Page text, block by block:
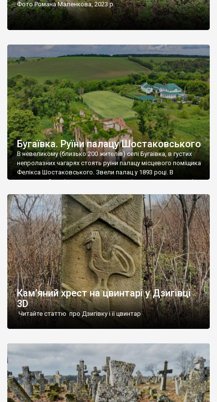
Фото Романа Маленкова, 2023 р.
Бугаївка. Руїни палацу Шостаковського
В невеликому (близько 200 жителів) селі Бугаївка, в густих
непролазних чагарях стоять руїни палацу місцевого поміщика
Фелікса Шостаковського. Звели палац у 1893 році. В
радянський період у ньому спочатку містилася школа, потім
століття тут розмістили туберкульозну лікарню. Коли із
палацу виїхала лікарня – ми точно не […]
Кам’яний хрест на цвинтарі у Дзигівці
3D
Читайте статтю про Дзигівку і її цвинтар